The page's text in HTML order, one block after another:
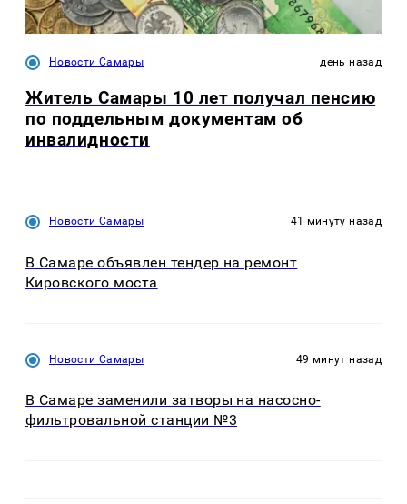
Новости Самары день назад
Житель Самары 10 лет получал пенсию
по поддельным документам об
инвалидности
Новости Самары 41 минуту назад
В Самаре объявлен тендер на ремонт
Кировского моста
Новости Самары 49 минут назад
В Самаре заменили затворы на насосно-
фильтровальной станции №3